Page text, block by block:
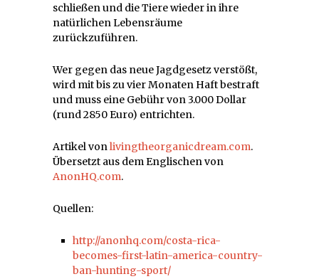
schließen und die Tiere wieder in ihre
natürlichen Lebensräume
zurückzuführen.
Wer gegen das neue Jagdgesetz verstößt,
wird mit bis zu vier Monaten Haft bestraft
und muss eine Gebühr von 3.000 Dollar
(rund 2850 Euro) entrichten.
Artikel vonlivingtheorganicdream.com.
Übersetzt aus dem Englischen von
AnonHQ.com.
Quellen:
http://anonhq.com/costa-rica-
becomes-first-latin-america-country-
ban-hunting-sport/